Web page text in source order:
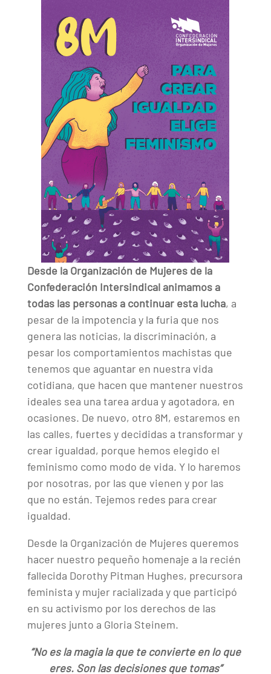
Desde la Organización de Mujeres de la
Confederación Intersindical animamos a
todas las personas a continuar esta lucha, a
pesar de la impotencia y la furia que nos
genera las noticias, la discriminación, a
pesar los comportamientos machistas que
tenemos que aguantar en nuestra vida
cotidiana, que hacen que mantener nuestros
ideales sea una tarea ardua y agotadora, en
ocasiones. De nuevo, otro 8M, estaremos en
las calles, fuertes y decididas a transformar y
crear igualdad, porque hemos elegido el
feminismo como modo de vida. Y lo haremos
por nosotras, por las que vienen y por las
que no están. Tejemos redes para crear
igualdad.
Desde la Organización de Mujeres queremos
hacer nuestro pequeño homenaje a la recién
fallecida Dorothy Pitman Hughes, precursora
feminista y mujer racializada y que participó
en su activismo por los derechos de las
mujeres junto a Gloria Steinem.
“No es la magia la que te convierte en lo que
eres. Son las decisiones que tomas”